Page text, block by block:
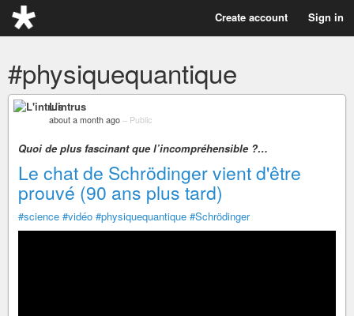
Create account Sign in
#physiquequantique
L'intrus
about a month ago – Public
Quoi de plus fascinant que l’incompréhensible ?…
Le chat de Schrödinger vient d'être
prouvé (90 ans plus tard)
#science #vidéo #physiquequantique #Schrödinger